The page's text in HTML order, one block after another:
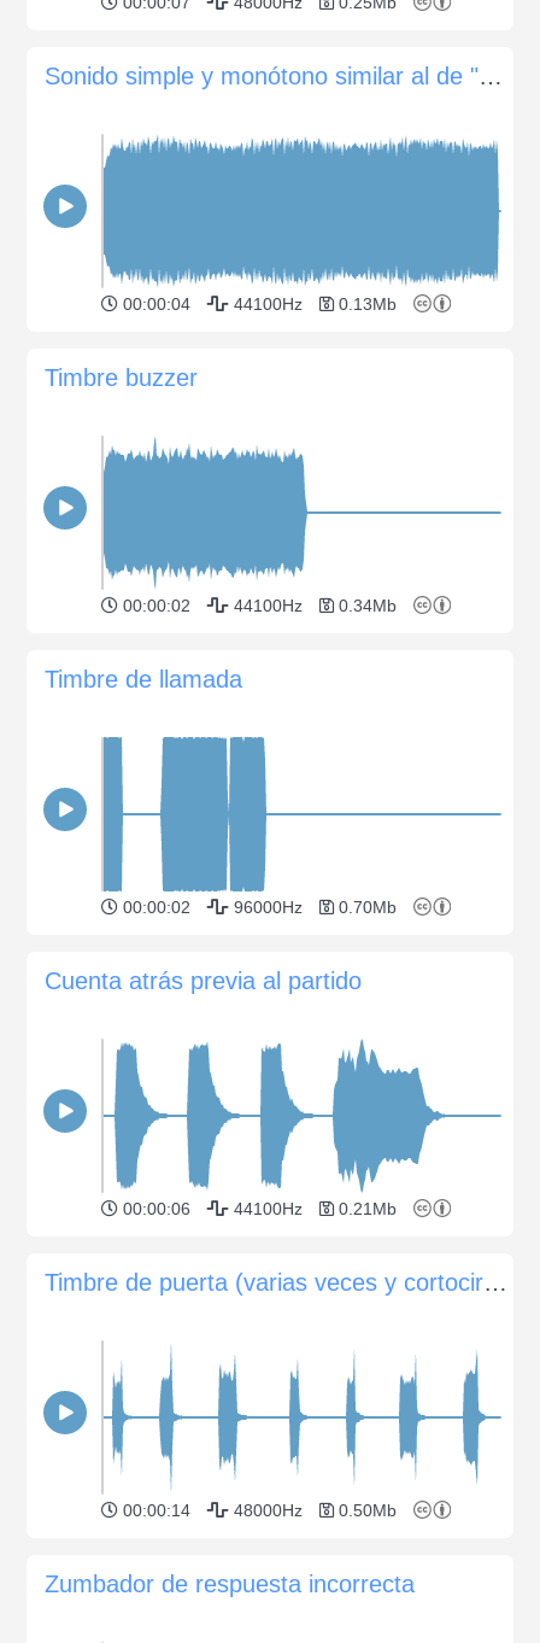
Sonido simple y monótono similar al de "Classic TV"
00:00:04 44100Hz 0.13Mb
Timbre buzzer
00:00:02 44100Hz 0.34Mb
Timbre de llamada
00:00:02 96000Hz 0.70Mb
Cuenta atrás previa al partido
00:00:06 44100Hz 0.21Mb
Timbre de puerta (varias veces y cortocircuito)
00:00:14 48000Hz 0.50Mb
Zumbador de respuesta incorrecta